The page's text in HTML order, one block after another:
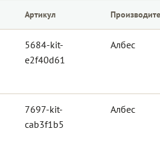
Артикул
5684-kit-
e2f40d61
Албес
7697-kit-
cab3f1b5
Албес